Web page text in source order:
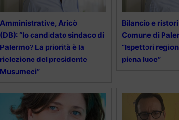
Amministrative, Aricò
(DB): “Io candidato sindaco di
Palermo? La priorità è la
rielezione del presidente
Musumeci”
Bilancio e
Comune di
“Ispettori
piena luce”